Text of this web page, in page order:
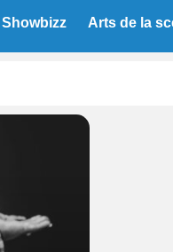
Showbizz Arts de la